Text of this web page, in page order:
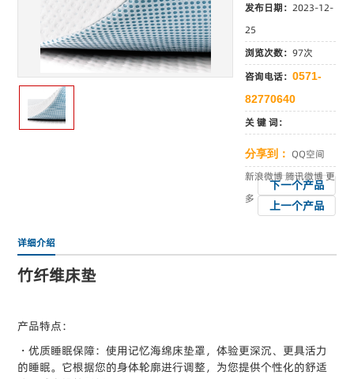
发布日期：2023-12-
25
浏览次数：97次
咨询电话：0571-
82770640
关 键 词：
分享到： QQ空间
新浪微博腾讯微博更
多
下一个产品
上一个产品
详细介绍
竹纤维床垫
产品特点：
・优质睡眠保障：使用记忆海绵床垫罩，体验更深沉、更具活力
的睡眠。它根据您的身体轮廓进行调整，为您提供个性化的舒适